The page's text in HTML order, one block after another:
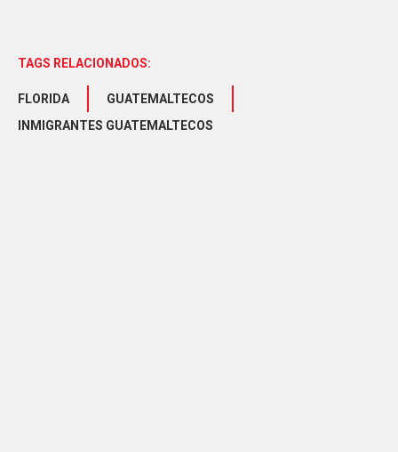
TAGS RELACIONADOS:
FLORIDA
GUATEMALTECOS
INMIGRANTES GUATEMALTECOS